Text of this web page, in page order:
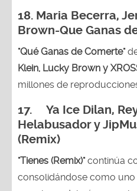
18. Maria Becerra,
Brown-Que Ganas
"Qué Ganas de Comerte"
Klein, Lucky Brown y
millones de
17. Ya Ice Dilan,
Helabusador y
(Remix)
"Tienes (Remix)"continúa
consolidándose como